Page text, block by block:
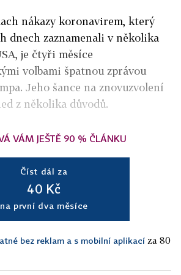
nákazy koronavirem, který
dnech zaznamenali v několika
je čtyři měsíce
volbami špatnou zprávou
Jeho šance na znovuzvolení
z několika důvodů.
VÁM JEŠTĚ 90 % ČLÁNKU
Číst dál za
40 Kč
na první dva měsíce
bez reklam a s mobilní aplikací za 80